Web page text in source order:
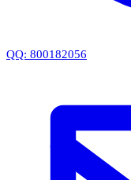
QQ: 800182056